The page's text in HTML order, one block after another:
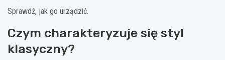
Sprawdź, jak go urządzić.
Czym charakteryzuje się styl
klasyczny?